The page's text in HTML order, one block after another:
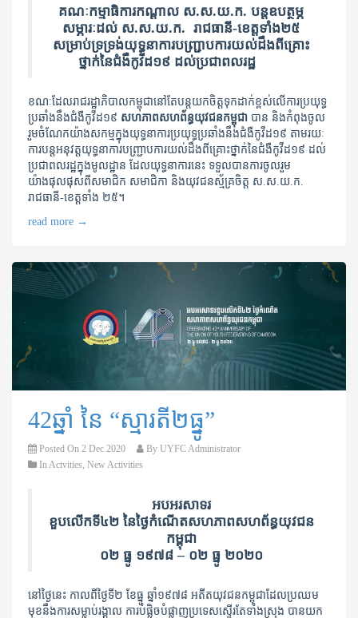
គណៈកម្មាធិការកណ្តាល ស.ស.យ.ក. បន្តឧបត្ថម្ភ
សម្ភារៈដល់ ស.ស.យ.ក. រាជធានី-ខេត្តទាំង២៥
សម្រាប់ទ្រទ្រង់យុទ្ធនាការបញ្ជ្រាបការយល់ដឹងពីគ្រោះ
ថ្នាក់នៃជំងឺកូវីដ១៩ ដល់ប្រជាពលរដ្ឋ
ខណៈដែលរាជរដ្ឋាភិបាលកម្ពុជានៅតែបន្តយកចិត្តទុកដាក់ខ្ពស់លើការប្រយុទ្ធ
ប្រឆាំងនឹង​ជំងឺ​កូវីដ១៩ សហភាពសហព័ន្ធយុវជន​កម្ពុជា បាន និងកំពុងចូល
រួមចំណែក​យ៉ាងសកម្ម​ក្នុង​យុទ្ធនាការ​ប្រយុទ្ធ​ប្រឆាំង​នឹង​ជំងឺ​​កូវីដ​១៩ តាមរយៈ
ការបន្តអនុវត្តយុទ្ធនា​ការ​បញ្ជ្រាប​ការ​​យល់​ដឹង​ពី​គ្រោះថ្នាក់​នៃ​ជំងឺ​កូវីដ​១៩ ដល់​
ប្រជាពល​រដ្ឋ​​​ក្នុង​មូលដ្ឋាន ដែលយុទ្ធនាការនេះ​ ទទួលបានការចូលរួម
យ៉ាងផុលផុសពីសមាជិក សមាជិកា និងយុវជនស្ម័គ្រ​ចិត្ត ស.ស.យ.ក. ​
រាជធានី​-ខេត្តទាំង ២៥។
read more →
42ឆ្នាំ នៃ “ស្មារតី២ធ្នូ”
Posted On 2 Dec 2020 By UYFC Administrator
InActvities, New Activities
អបអរសាទរ
ខួបលើកទី៤២ នៃថ្ងៃកំណើតសហភាពសហព័ន្ធយុវជន
កម្ពុជា
០២ ធ្នូ ១៩៧៨ – ០២ ធ្នូ ២០២០
នៅថ្ងៃនេះ កាលពីថ្ងៃទី២ ខែធ្នូ ឆ្នាំ១៩៧៨ អតីតយុវជនកម្ពុជាដែលប្រឈម
មុខនឹងការសម្លាប់រង្គាល ការបំផ្លិចបំផ្លាញប្រទេសស្ទើរតែទាំងស្រុង បានយក